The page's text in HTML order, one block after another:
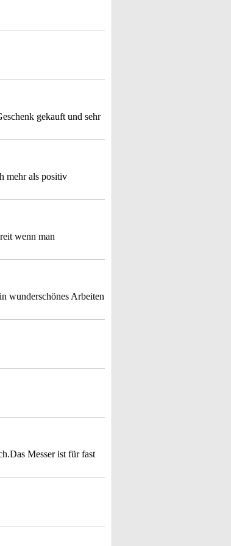
gekauft und sehr
mehr als positiv
wenn man
wunderschönes Arbeiten
Messer ist für fast